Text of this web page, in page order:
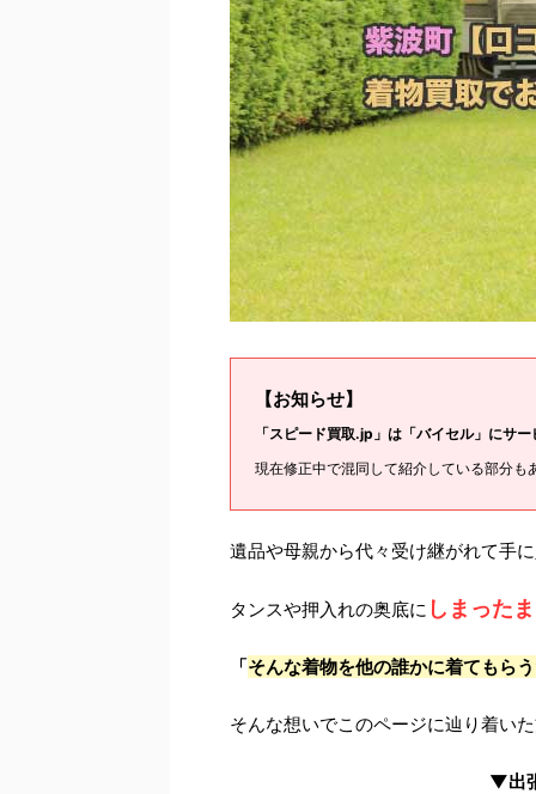
【お知らせ】
「スピード買取.jp」は「バイセル」にサ
現在修正中で混同して紹介している部分も
遺品や母親から代々受け継がれて手
タンスや押入れの奥底に しまった
「そんな着物を他の誰かに着てもら
そんな想いでこのページに辿り着い
▼出